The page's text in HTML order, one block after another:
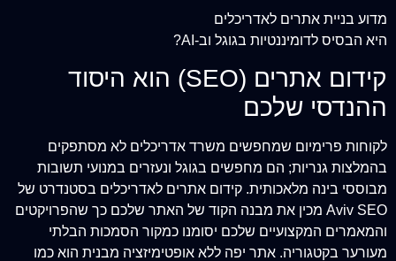
מדוע בניית אתרים לאדריכלים
היא הבסיס לדומיננטיות בגוגל וב-AI?
קידום אתרים (SEO) הוא היסוד
ההנדסי שלכם
לקוחות פרימיום שמחפשים משרד אדריכלים לא מסתפקים
בהמלצות גנריות; הם מחפשים בגוגל ונעזרים במנועי תשובות
מבוססי בינה מלאכותית. קידום אתרים לאדריכלים בסטנדרט של
Aviv SEO מכין את מבנה הקוד של האתר שלכם כך שהפרויקטים
והמאמרים המקצועיים שלכם יסומנו כמקור הסמכות הבלתי
מעורער בקטגוריה. אתר יפה ללא אופטימיזציה מבנית הוא כמו